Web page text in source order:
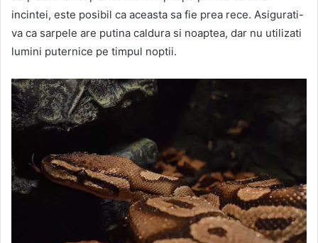
incintei, este posibil ca aceasta sa fie prea rece. Asigurati-
va ca sarpele are putina caldura si noaptea, dar nu utilizati
lumini puternice pe timpul noptii.